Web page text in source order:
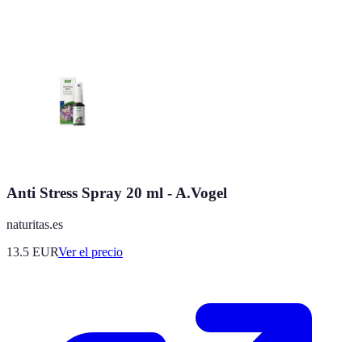
Anti Stress Spray 20 ml - A.Vogel
naturitas.es
13.5 EURVer el precio